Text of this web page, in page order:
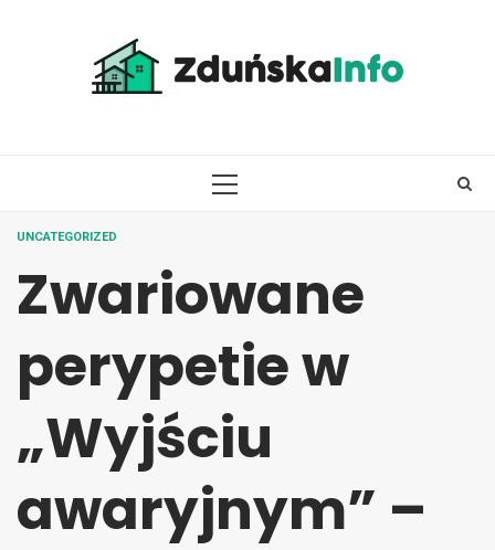
PRIMARY
UNCATEGORIZED
Zwariowane
perypetie w
„Wyjściu
awaryjnym” –